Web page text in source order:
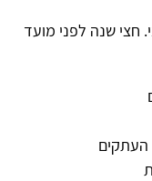
חצי שנה לפני מועד
העתקים